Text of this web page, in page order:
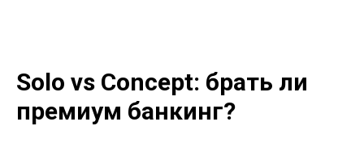
Solo vs Concept: брать ли
премиум банкинг?